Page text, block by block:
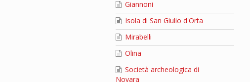
Giannoni
Isola di San Giulio d'Orta
Mirabelli
Olina
Società archeologica di
Novara